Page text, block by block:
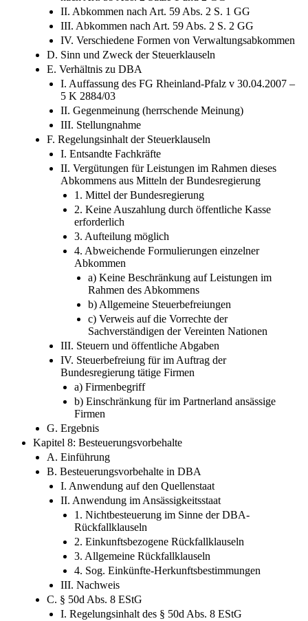
II. Abkommen nach Art. 59 Abs. 2 S. 1 GG
III. Abkommen nach Art. 59 Abs. 2 S. 2 GG
IV. Verschiedene Formen von Verwaltungsabkommen
D. Sinn und Zweck der Steuerklauseln
E. Verhältnis zu DBA
I. Auffassung des FG Rheinland-Pfalz v 30.04.2007 –
5 K 2884/03
II. Gegenmeinung (herrschende Meinung)
III. Stellungnahme
F. Regelungsinhalt der Steuerklauseln
I. Entsandte Fachkräfte
II. Vergütungen für Leistungen im Rahmen dieses
Abkommens aus Mitteln der Bundesregierung
1. Mittel der Bundesregierung
2. Keine Auszahlung durch öffentliche Kasse
erforderlich
3. Aufteilung möglich
4. Abweichende Formulierungen einzelner
Abkommen
a) Keine Beschränkung auf Leistungen im
Rahmen des Abkommens
b) Allgemeine Steuerbefreiungen
c) Verweis auf die Vorrechte der
Sachverständigen der Vereinten Nationen
III. Steuern und öffentliche Abgaben
IV. Steuerbefreiung für im Auftrag der
Bundesregierung tätige Firmen
a) Firmenbegriff
b) Einschränkung für im Partnerland ansässige
Firmen
G. Ergebnis
Kapitel 8: Besteuerungsvorbehalte
A. Einführung
B. Besteuerungsvorbehalte in DBA
I. Anwendung auf den Quellenstaat
II. Anwendung im Ansässigkeitsstaat
1. Nichtbesteuerung im Sinne der DBA-
Rückfallklauseln
2. Einkunftsbezogene Rückfallklauseln
3. Allgemeine Rückfallklauseln
4. Sog. Einkünfte-Herkunftsbestimmungen
III. Nachweis
C. § 50d Abs. 8 EStG
I. Regelungsinhalt des § 50d Abs. 8 EStG